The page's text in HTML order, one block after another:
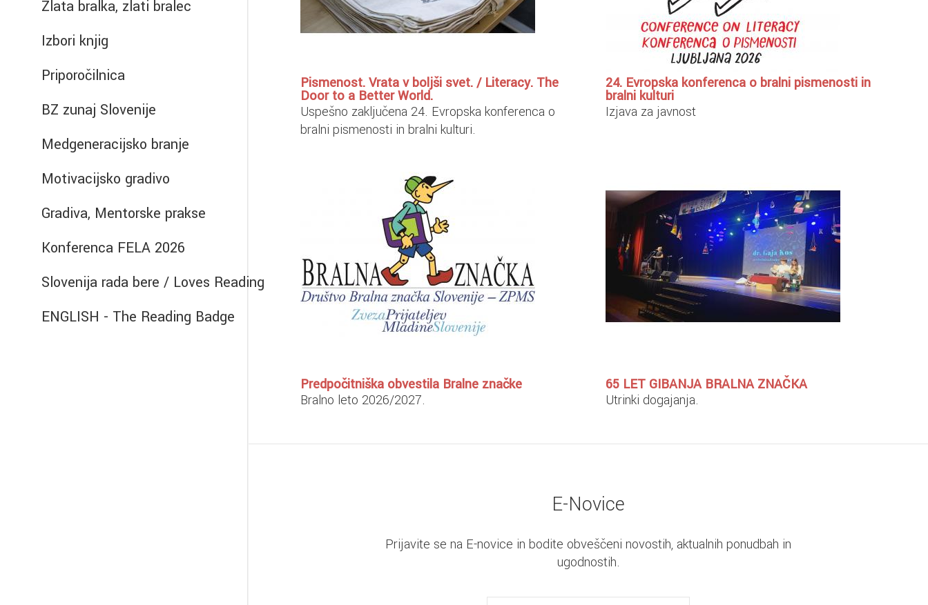
Zlata bralka, zlati bralec
Izbori knjig
Priporočilnica
BZ zunaj Slovenije
Medgeneracijsko branje
Motivacijsko gradivo
Gradiva, Mentorske prakse
Konferenca FELA 2026
Slovenija rada bere / Loves Reading
ENGLISH - The Reading Badge
Pismenost. Vrata v boljši svet. / Literacy. The
Door to a Better World.
Uspešno zaključena 24. Evropska konferenca o
bralni pismenosti in bralni kulturi.
24. Evropska konferenca o bralni pismenosti in
bralni kulturi
Izjava za javnost
Predpočitniška obvestila Bralne značke
Bralno leto 2026/2027.
65 LET GIBANJA BRALNA ZNAČKA
Utrinki dogajanja.
E-Novice
Prijavite se na E-novice in bodite obveščeni novostih, aktualnih ponudbah in
ugodnostih.